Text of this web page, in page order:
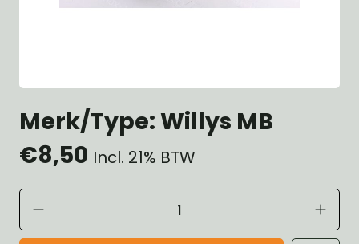
Merk/Type: Willys MB
€8,50 Incl. 21% BTW